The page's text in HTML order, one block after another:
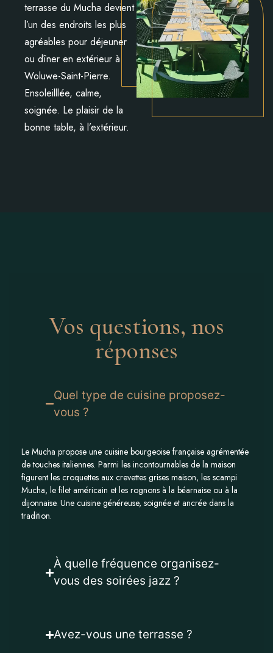
terrasse du Mucha devient
l’un des endroits les plus
agréables pour déjeuner
ou dîner en extérieur à
Woluwe-Saint-Pierre.
Ensoleilllée, calme,
soignée. Le plaisir de la
bonne table, à l’extérieur.
Vos questions, nos
réponses
Quel type de cuisine proposez-
vous ?
Le Mucha propose une cuisine bourgeoise française agrémentée
de touches italiennes. Parmi les incontournables de la maison
figurent les croquettes aux crevettes grises maison, les scampi
Mucha, le filet américain et les rognons à la béarnaise ou à la
dijonnaise. Une cuisine généreuse, soignée et ancrée dans la
tradition.
À quelle fréquence organisez-
vous des soirées jazz ?
Avez-vous une terrasse ?